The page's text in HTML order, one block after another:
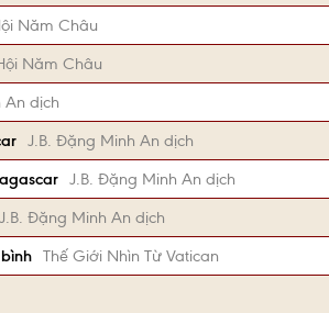
Năm Châu
Năm Châu
An dịch
J.B. Đặng Minh An dịch
J.B. Đặng Minh An dịch
J.B. Đặng Minh An dịch
Thế Giới Nhìn Từ Vatican